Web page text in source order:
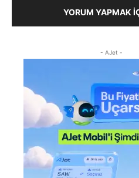
YORUM YAPMAK
- AJet -